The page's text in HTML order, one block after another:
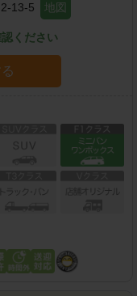
13-5 地図
ください